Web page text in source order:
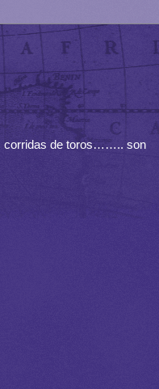
corridas de toros…….. son